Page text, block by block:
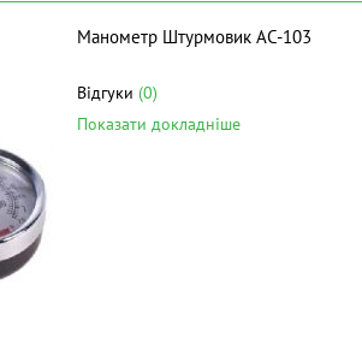
Манометр Штурмовик AC-103
Відгуки (0)
Показати докладніше